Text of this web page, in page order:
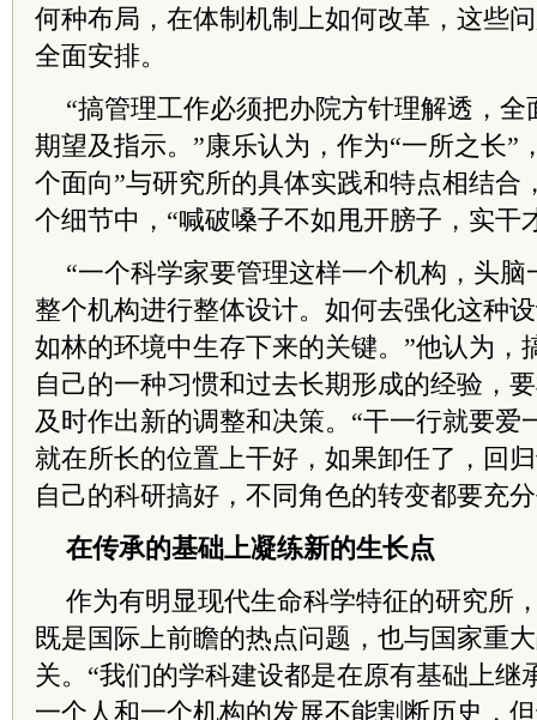
何种布局，在体制机制上如何改革，这些
全面安排。
“搞管理工作必须把办院方针理解透，
期望及指示。”康乐认为，作为“一所之长”
个面向”与研究所的具体实践和特点相结合
个细节中，“喊破嗓子不如甩开膀子，实干
“一个科学家要管理这样一个机构，头
整个机构进行整体设计。如何去强化这种
如林的环境中生存下来的关键。”他认为，
自己的一种习惯和过去长期形成的经验，
及时作出新的调整和决策。“干一行就要爱
就在所长的位置上干好，如果卸任了，回
自己的科研搞好，不同角色的转变都要充
在传承的基础上凝练新的生长点
作为有明显现代生命科学特征的研究所
既是国际上前瞻的热点问题，也与国家重
关。“我们的学科建设都是在原有基础上继
一个人和一个机构的发展不能割断历史，